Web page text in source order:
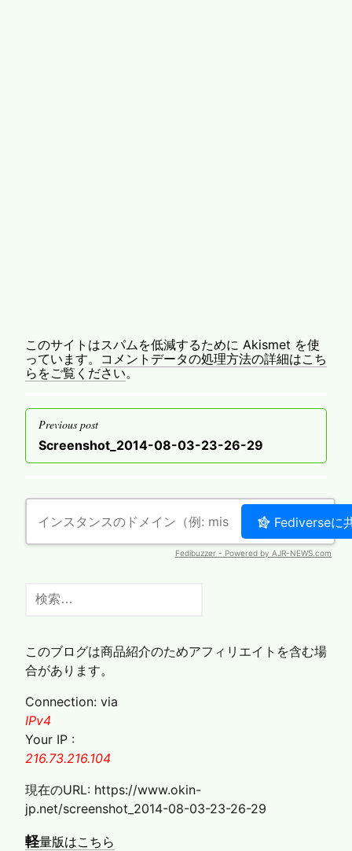
このサイトはスパムを低減するために Akismet を使
っています。 コメントデータの処理方法の詳細はこち
らをご覧ください。
投
稿
ナ
ゲ
ー
シ
ン
Previous post
Previous
Screenshot_2014-08-03-23-26-29
索:
このブログは商品紹介のためアフィリエイトを含む場
合があります。
Connection: via
IPv4
Your IP :
216.73.216.104
現在のURL: https://www.okin-
jp.net/screenshot_2014-08-03-23-26-29
軽量版はこちら